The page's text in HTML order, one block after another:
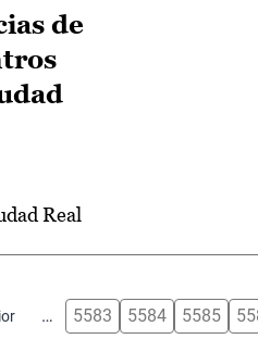
de
Real
… 5583 5584 5585